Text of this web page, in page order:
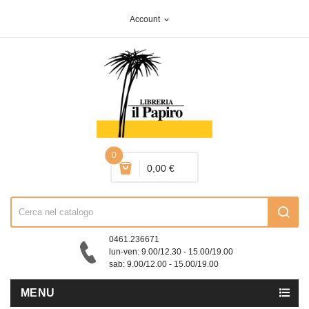
Account expand_more
0
0,00 €
0461.236671
lun-ven: 9.00/12.30 - 15.00/19.00
sab: 9.00/12.00 - 15.00/19.00
MENU